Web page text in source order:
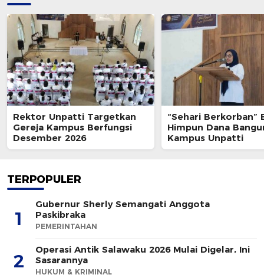
Rektor Unpatti Targetkan
Gereja Kampus Berfungsi
Desember 2026
“Sehari Berkorban”
Himpun Dana
Kampus Unpatti
TERPOPULER
1
Gubernur Sherly Semangati Anggota
Paskibraka
PEMERINTAHAN
2
Operasi Antik Salawaku 2026 Mulai Digelar, Ini
Sasarannya
HUKUM & KRIMINAL